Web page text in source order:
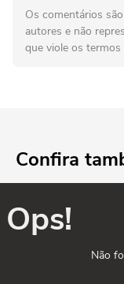
Os comentários
autores e não
que viole os
Confira
Ops!
Não